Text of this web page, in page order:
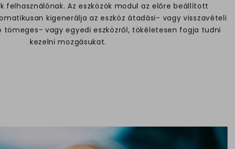
felhasználónak. Az eszközök modul az előre beállított
kigenerálja az eszköz átadási- vagy visszavételi
tömeges- vagy egyedi eszközről, tökéletesen fogja tudni
kezelni mozgásukat.